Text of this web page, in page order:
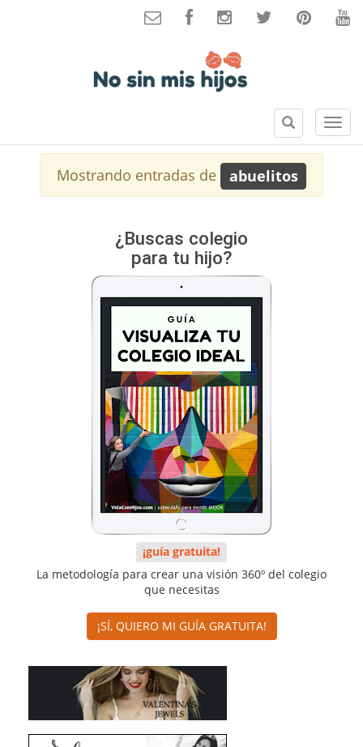
S
e
B
u
s
c
a
Mostrando entradas de abuelitos
¿Buscas colegio
para tu hijo?
¡guía gratuita!
La metodología para crear una visión 360º del colegio
que necesitas
¡SÍ, QUIERO MI GUÍA GRATUITA!